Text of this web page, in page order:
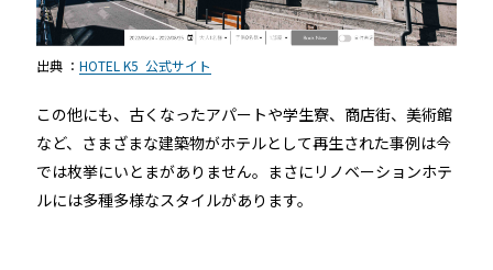
出典 ： HOTEL K5 公式サイト
この他にも、古くなったアパートや学生寮、商店街、美術館
など、さまざまな建築物がホテルとして再生された事例は今
では枚挙にいとまがありません。まさにリノベーションホテ
ルには多種多様なスタイルがあります。